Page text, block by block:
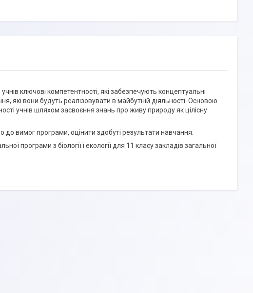
ключові компетентності, які забезпечують концептуальні
які вони будуть реалізовувати в майбутній діяльності. Основою
учнів шляхом засвоєння знань про живу природу як цілісну
до вимог програми, оцінити здобуті результати навчання.
програми з біології і екології для 11 класу закладів загальної